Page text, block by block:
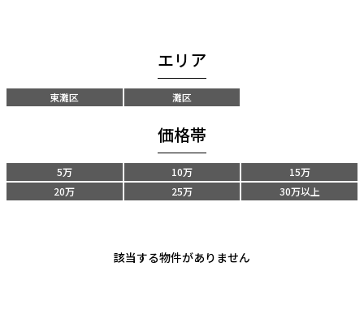
エリア
東灘区 灘区
価格帯
5万 10万
15万
20万
25万 30万以上
該当する物件がありません